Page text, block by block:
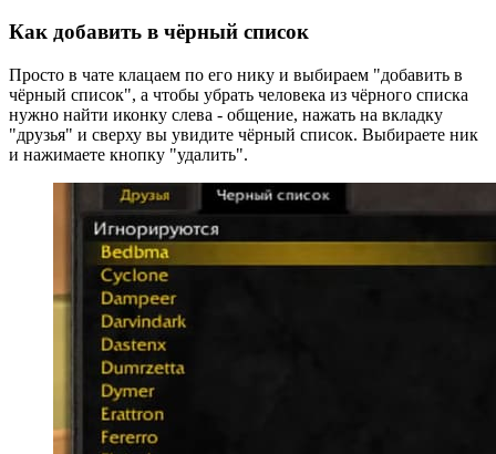
Как добавить в чёрный список
Просто в чате клацаем по его нику и выбираем "добавить в
чёрный список", а чтобы убрать человека из чёрного списка
нужно найти иконку слева - общение, нажать на вкладку
"друзья" и сверху вы увидите чёрный список. Выбираете ник
и нажимаете кнопку "удалить".